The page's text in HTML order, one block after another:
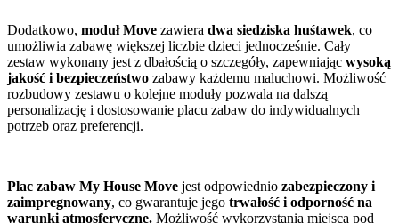
Dodatkowo, moduł Move zawiera dwa siedziska huśtawek, co
umożliwia zabawę większej liczbie dzieci jednocześnie. Cały
zestaw wykonany jest z dbałością o szczegóły, zapewniając wysoką
jakość i bezpieczeństwo zabawy każdemu maluchowi. Możliwość
rozbudowy zestawu o kolejne moduły pozwala na dalszą
personalizację i dostosowanie placu zabaw do indywidualnych
potrzeb oraz preferencji.
Plac zabaw My House Move jest odpowiednio zabezpieczony i
zaimpregnowany, co gwarantuje jego trwałość i odporność na
warunki atmosferyczne. Możliwość wykorzystania miejsca pod